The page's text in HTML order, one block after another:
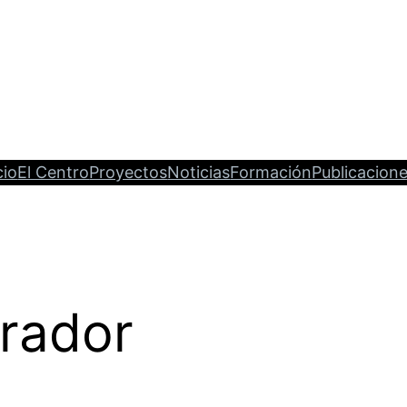
El CentroProyectosNoticiasFormación